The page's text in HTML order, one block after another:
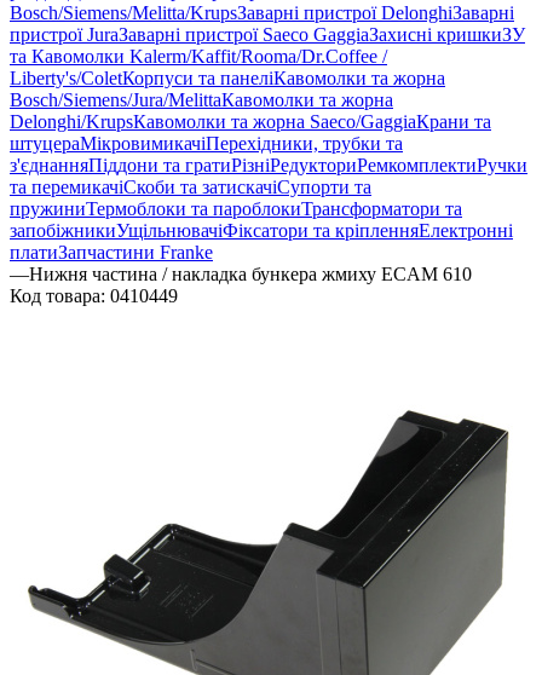
Bosch/Siemens/Melitta/KrupsЗаварні пристрої DelonghiЗаварні
пристрої JuraЗаварні пристрої Saeco GaggiaЗахисні кришкиЗУ
та Кавомолки Kalerm/Kaffit/Rooma/Dr.Coffee /
Liberty's/ColetКорпуси та панеліКавомолки та жорна
Bosch/Siemens/Jura/MelittaКавомолки та жорна
Delonghi/KrupsКавомолки та жорна Saeco/GaggiaКрани та
штуцераМікровимикачіПерехідники, трубки та
з'єднанняПіддони та гратиРізніРедукториРемкомплектиРучки
та перемикачіСкоби та затискачіСупорти та
пружиниТермоблоки та пароблокиТрансформатори та
запобіжникиУщільнювачіФіксатори та кріпленняЕлектронні
платиЗапчастини Franke
—Нижня частина / накладка бункера жмиху ECAM 610
Код товара: 0410449